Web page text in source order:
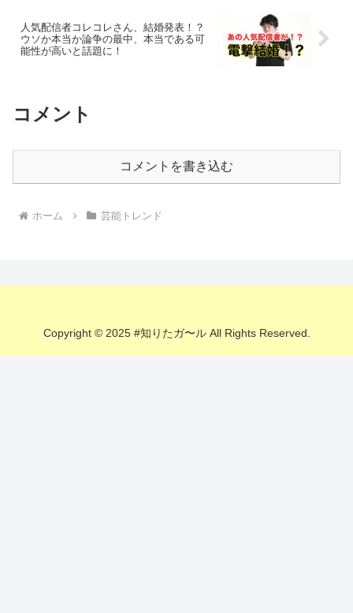
人気配信者コレコレさん、結婚発表！？
ウソか本当か論争の最中、本当である可
能性が高いと話題に！
コメント
コメントを書き込む
ホーム 芸能トレンド
Copyright © 2025 #知りたガ〜ル All Rights Reserved.